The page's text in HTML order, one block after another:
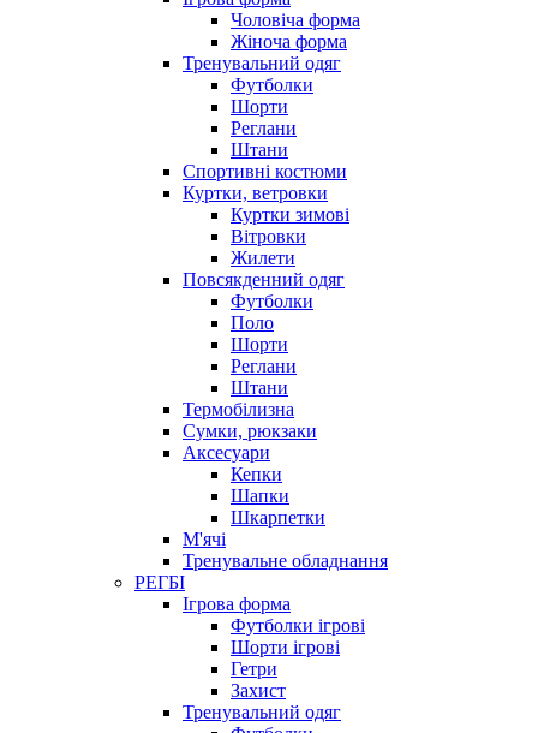
Чоловіча форма
Жіноча форма
Тренувальний одяг
Футболки
Шорти
Реглани
Штани
Спортивні костюми
Куртки, ветровки
Куртки зимові
Вітровки
Жилети
Повсякденний одяг
Футболки
Поло
Шорти
Реглани
Штани
Термобілизна
Сумки, рюкзаки
Аксесуари
Кепки
Шапки
Шкарпетки
М'ячі
Тренувальне обладнання
РЕГБІ
Ігрова форма
Футболки ігрові
Шорти ігрові
Гетри
Захист
Тренувальний одяг